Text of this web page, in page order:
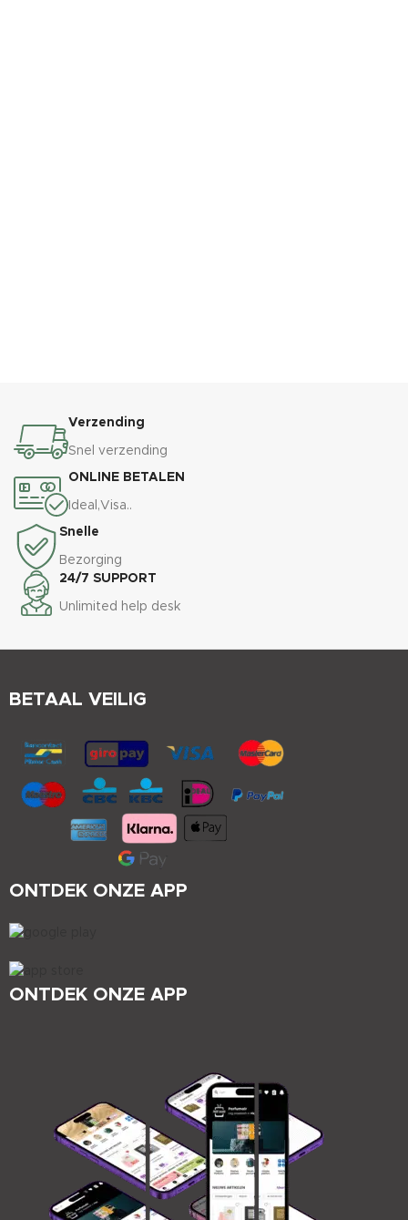
Verzending
Snel verzending
ONLINE BETALEN
Ideal,Visa..
Snelle
Bezorging
24/7 SUPPORT
Unlimited help desk
ONTDEK ONZE APP
ONTDEK ONZE APP
BETAAL VEILIG